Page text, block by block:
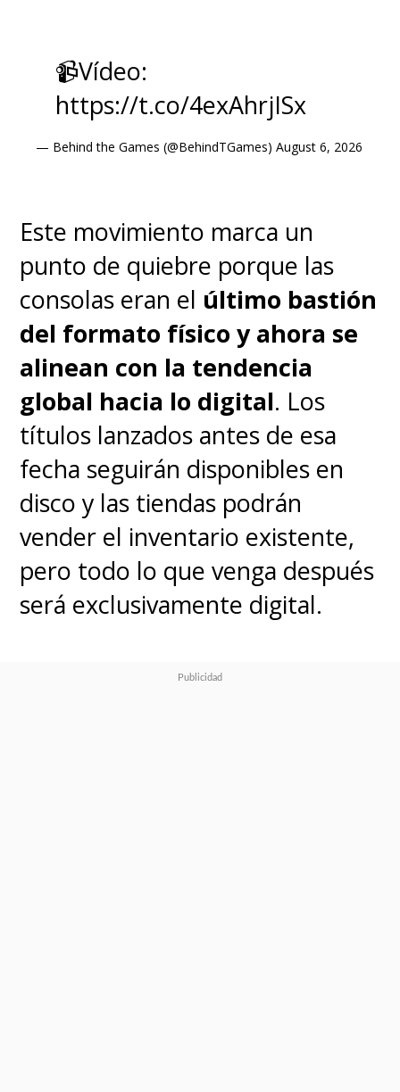
📹Vídeo:
https://t.co/4exAhrjISx
— Behind the Games (@BehindTGames) August 6, 2026
Este movimiento marca un
punto de quiebre porque las
consolas eran el último bastión
del formato físico y ahora se
alinean con la tendencia
global hacia lo digital. Los
títulos lanzados antes de esa
fecha seguirán disponibles en
disco y las tiendas podrán
vender el inventario existente,
pero todo lo que venga después
será exclusivamente digital.